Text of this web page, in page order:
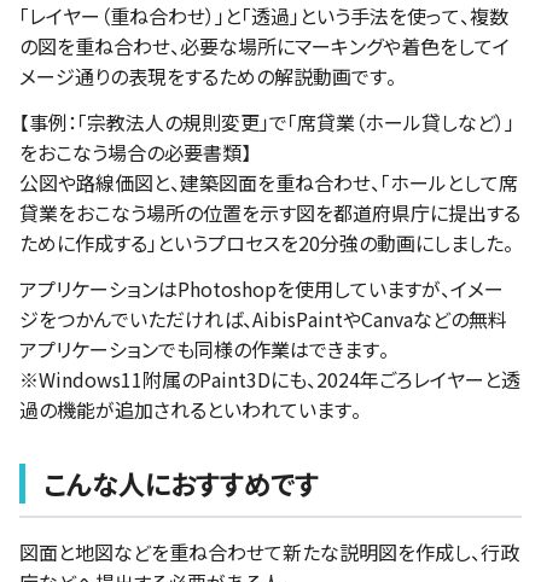
「レイヤー（重ね合わせ）」と「透過」という手法を使って、複数
の図を重ね合わせ、必要な場所にマーキングや着色をしてイ
メージ通りの表現をするための解説動画です。
【事例：「宗教法人の規則変更」で「席貸業（ホール貸しなど）」
をおこなう場合の必要書類】
公図や路線価図と、建築図面を重ね合わせ、「ホールとして席
貸業をおこなう場所の位置を示す図を都道府県庁に提出する
ために作成する」というプロセスを20分強の動画にしました。
アプリケーションはPhotoshopを使用していますが、イメー
ジをつかんでいただければ、AibisPaintやCanvaなどの無料
アプリケーションでも同様の作業はできます。
※Windows11附属のPaint3Dにも、2024年ごろレイヤーと透
過の機能が追加されるといわれています。
こんな人におすすめです
図面と地図などを重ね合わせて新たな説明図を作成し、行政